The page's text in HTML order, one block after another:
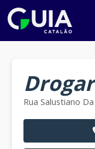
Rua Salustiano